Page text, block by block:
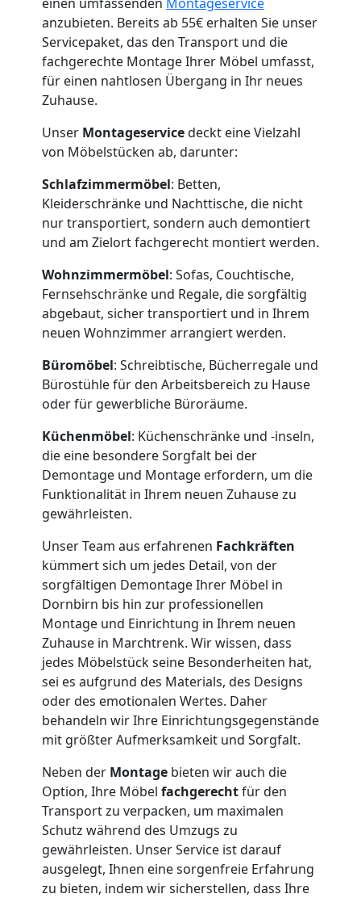
anzubieten. Bereits ab 55€ erhalten Sie unser
Servicepaket, das den Transport und die
fachgerechte Montage Ihrer Möbel umfasst,
für einen nahtlosen Übergang in Ihr neues
Zuhause.
Unser Montageservicedeckt eine Vielzahl
von Möbelstücken ab, darunter:
Schlafzimmermöbel: Betten,
Kleiderschränke und Nachttische, die nicht
nur transportiert, sondern auch demontiert
und am Zielort fachgerecht montiert werden.
Wohnzimmermöbel: Sofas, Couchtische,
Fernsehschränke und Regale, die sorgfältig
abgebaut, sicher transportiert und in Ihrem
neuen Wohnzimmer arrangiert werden.
Büromöbel: Schreibtische, Bücherregale und
Bürostühle für den Arbeitsbereich zu Hause
oder für gewerbliche Büroräume.
Küchenmöbel: Küchenschränke und -inseln,
die eine besondere Sorgfalt bei der
Demontage und Montage erfordern, um die
Funktionalität in Ihrem neuen Zuhause zu
gewährleisten.
Unser Team aus erfahrenen Fachkräften
kümmert sich um jedes Detail, von der
sorgfältigen Demontage Ihrer Möbel in
Dornbirn bis hin zur professionellen
Montage und Einrichtung in Ihrem neuen
Zuhause in Marchtrenk. Wir wissen, dass
jedes Möbelstück seine Besonderheiten hat,
sei es aufgrund des Materials, des Designs
oder des emotionalen Wertes. Daher
behandeln wir Ihre Einrichtungsgegenstände
mit größter Aufmerksamkeit und Sorgfalt.
Neben der Montage bieten wir auch die
Option, Ihre Möbel fachgerechtfür den
Transport zu verpacken, um maximalen
Schutz während des Umzugs zu
gewährleisten. Unser Service ist darauf
ausgelegt, Ihnen eine sorgenfreie Erfahrung
zu bieten, indem wir sicherstellen, dass Ihre
Umzugshelfer
Dornbirn
Möbeltaxi
Dornbirn
Kleintransport
Dornbirn
Möbelmontage
Dornbirn
Möbeltransport
Dornbirn
Beiladung
Dornbirn
Mini